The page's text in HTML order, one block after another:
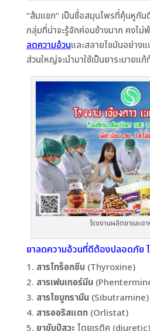
“ส้มแขก” เป็นชื่อสมุนไพรที่คุ้นหูกัน
กลุ่มที่น่าจะรู้จักค่อนข้างมาก คงไ
ลดความอ้วนและสลายไขมันอย่าง
ส่วนใหญ่จะนำมาใช้เป็นยาระบายแ
โรงงานผลิตยาและอา
ยาลดความอ้วนที่ดีต้องปลอดภัย
สารไทร็อกซีน(Thyroxine)
สารเฟนเทอร์มีน
สารไซบูทรามีน(Sibutramine)
สารออริสแตท(Orlistat)